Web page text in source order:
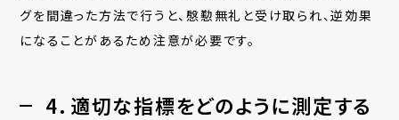
グを間違った方法で行うと、慇懃無礼と受け取られ、逆効果
になることがあるため注意が必要です。
4．適切な指標をどのように測定する